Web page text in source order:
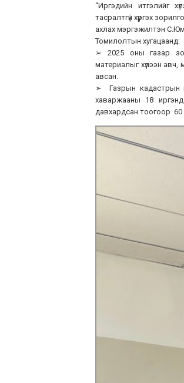
“Иргэдийн итгэлийг
тасралтгүй хүргэх
ахлах мэргэжилтэн
Томилолтын хугацаанд:
➢ 2025 оны газар
материалыг хүлээн
авсан.
➢ Газрын кадастрын
хаваржааны 18
давхардсан тоогоор 60